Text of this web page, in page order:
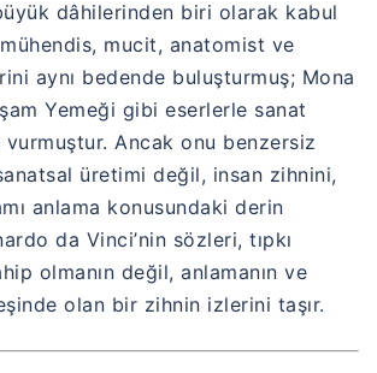
dâhilerinden biri olarak kabul
mucit, anatomist ve
aynı bedende buluşturmuş; Mona
Yemeği gibi eserlerle sanat
Ancak onu benzersiz
üretimi değil, insan zihnini,
anlama konusundaki derin
da Vinci’nin sözleri, tıpkı
olmanın değil, anlamanın ve
olan bir zihnin izlerini taşır.